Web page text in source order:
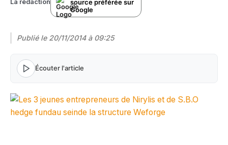
La rédaction
source préférée sur
Google
Publié le 20/11/2014 à 09:25
Écouter l'article